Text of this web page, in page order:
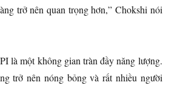
trở nên quan trọng hơn,” Chokshi nói
là một không gian tràn đầy năng lượng.
trở nên nóng bỏng và rất nhiều người